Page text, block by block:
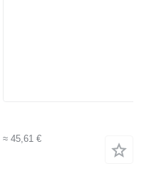
≈ 45,61 €